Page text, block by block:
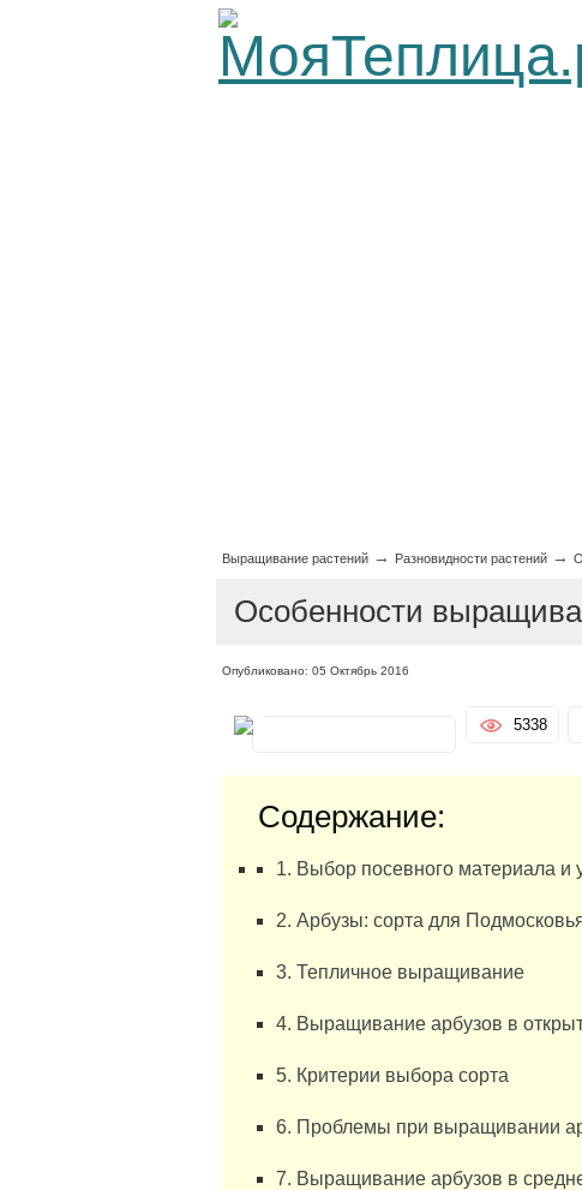
Выращивание растений→ Разновидности растений→
Особенности
Опубликовано: 05 Октябрь 2016
5338
Содержание:
1. Выбор посевного материала и
2. Арбузы: сорта для
3. Тепличное выращивание
4. Выращивание арбузов в
5. Критерии выбора сорта
6. Проблемы при выращивании
7. Выращивание арбузов в